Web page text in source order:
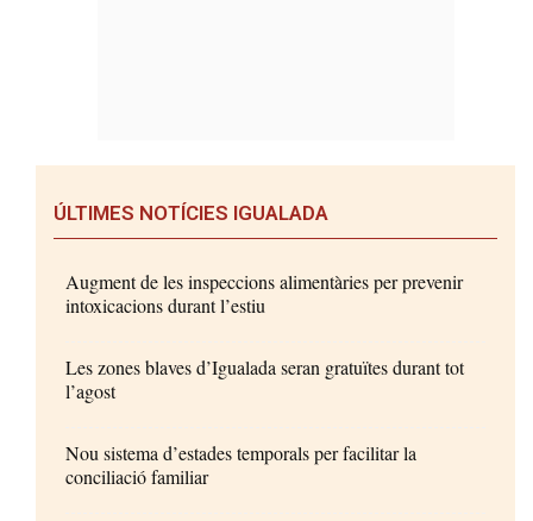
ÚLTIMES NOTÍCIES IGUALADA
Augment de les inspeccions alimentàries per prevenir
intoxicacions durant l’estiu
Les zones blaves d’Igualada seran gratuïtes durant tot
l’agost
Nou sistema d’estades temporals per facilitar la
conciliació familiar